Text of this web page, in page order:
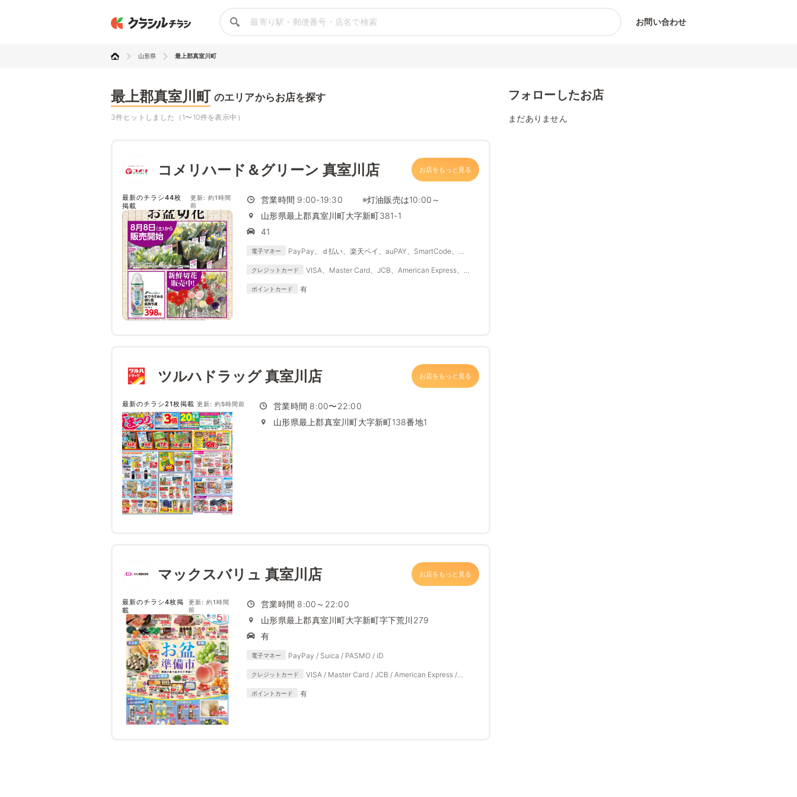
お問い合わせ
山形県 最上郡真室川町
最上郡真室川町 のエリアからお店を探す
3件ヒットしました（1〜10件を表示中）
コメリハード＆グリーン 真室川店 お店をもっと見る
最新のチラシ44枚
掲載
更新: 約1時間
前
営業時間 9:00-19:30 ※灯油販売は10:00～
山形県最上郡真室川町大字新町381-1
41
電子マネー
PayPay、ｄ払い、楽天ペイ、auPAY、SmartCode、
クレジットカード
VISA、Master Card、JCB、American Express、
ポイントカード 有
ツルハドラッグ 真室川店 お店をもっと見る
最新のチラシ21枚掲載 更新: 約5時間前
営業時間 8:00〜22:00
山形県最上郡真室川町大字新町138番地1
マックスバリュ 真室川店 お店をもっと見る
最新のチラシ4枚掲
載
更新: 約1時間
前
営業時間 8:00～22:00
山形県最上郡真室川町大字新町字下荒川279
有
電子マネー PayPay / Suica / PASMO / iD
クレジットカード
VISA / Master Card / JCB / American Express /
ポイントカード 有
フォローしたお店
まだありません